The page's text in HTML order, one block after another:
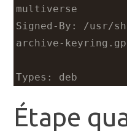
multiverse
Signed-By: /usr/
archive-
Types: deb
http://
Suites: noble-
Étape